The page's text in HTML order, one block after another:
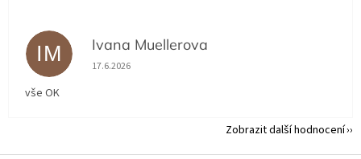
IM Ivana Muellerova
Hodnocení obchodu je 5 z 5 hvězdiček.
17.6.2026
vše OK
Zobrazit další hodnocení